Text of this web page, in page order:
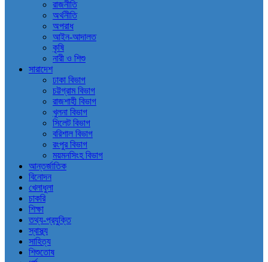
রাজনীতি
অর্থনীতি
অপরাধ
আইন-আদালত
কৃষি
নারী ও শিশু
সারাদেশ
ঢাকা বিভাগ
চট্টগ্রাম বিভাগ
রাজশাহী বিভাগ
খুলনা বিভাগ
সিলেট বিভাগ
বরিশাল বিভাগ
রংপুর বিভাগ
ময়মনসিংহ বিভাগ
আন্তর্জাতিক
বিনোদন
খেলাধুলা
চাকরি
শিক্ষা
তথ্য-প্রযুক্তি
স্বাস্থ্য
সাহিত্য
শিশুতোষ